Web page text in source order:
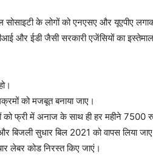
सोसाइटी के लोगों को एनएसए और यूएपीए
और ईडी जैसी सरकारी एजेंसियों का
को मजबूत बनाया जाए।
फ्री में अनाज के साथ ही हर महीने 7500
बिजली सुधार बिल 2021 को वापस लिया
लेबर कोड निरस्त किए जाएं।